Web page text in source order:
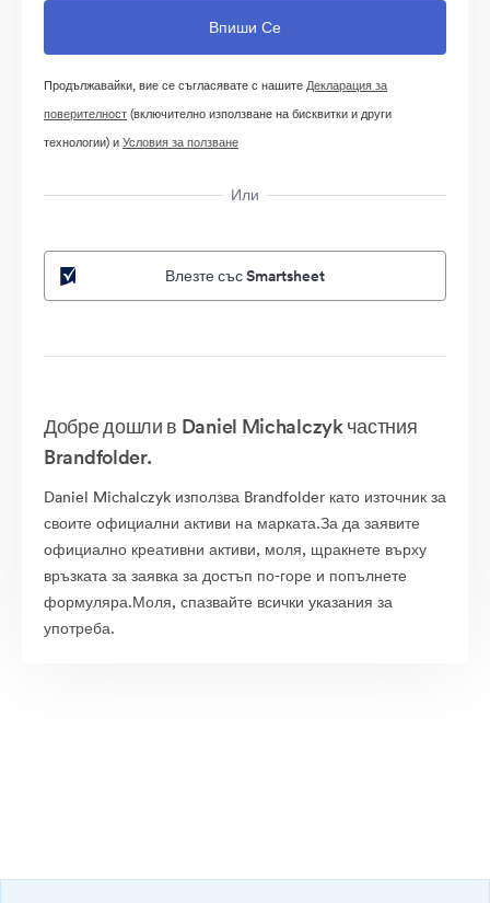
Продължавайки, вие се съгласявате с нашитеДекларация за
поверителност(включително използване на бисквитки и други
технологии) иУсловия за ползване
Или
Влезте със Smartsheet
Добре дошли в Daniel Michalczyk частния
Brandfolder.
Daniel Michalczyk използва Brandfolder като източник за
своите официални активи на марката.За да заявите
официално креативни активи, моля, щракнете върху
връзката за заявка за достъп по-горе и попълнете
формуляра.Моля, спазвайте всички указания за
употреба.